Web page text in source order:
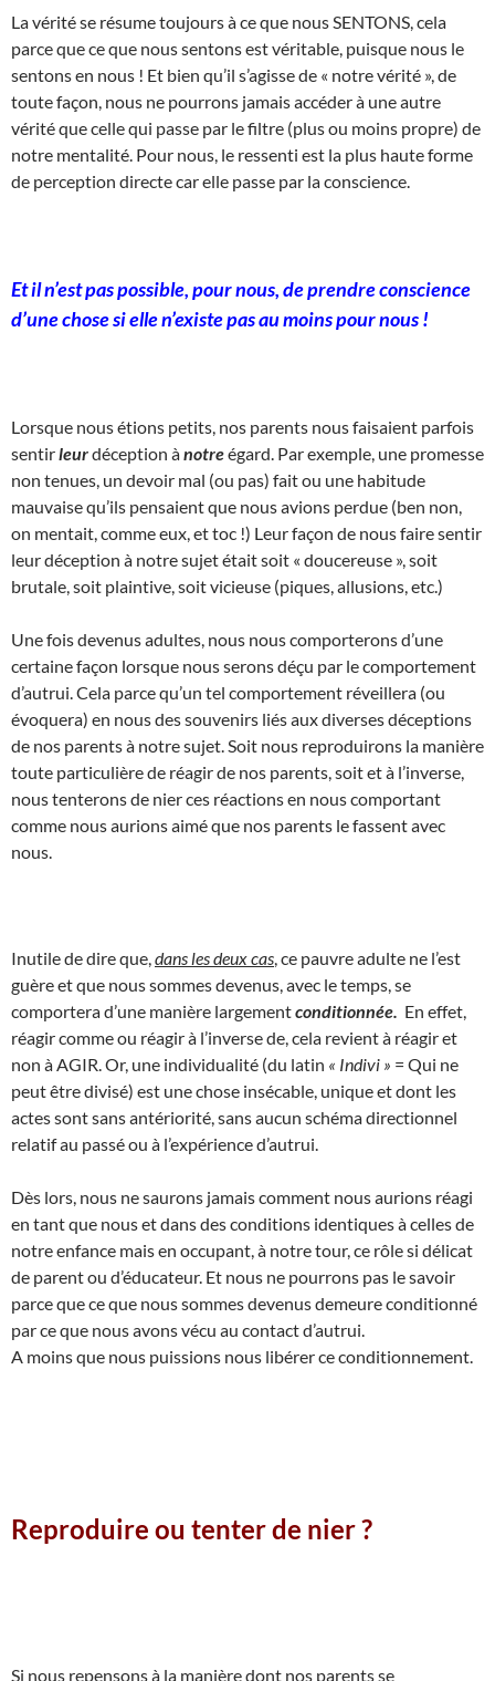
La vérité se résume toujours à ce que nous SENTONS, cela
parce que ce que nous sentons est véritable, puisque nous le
sentons en nous ! Et bien qu’il s’agisse de « notre vérité », de
toute façon, nous ne pourrons jamais accéder à une autre
vérité que celle qui passe par le filtre (plus ou moins propre) de
notre mentalité. Pour nous, le ressenti est la plus haute forme
de perception directe car elle passe par la conscience.
Et il n’est pas possible, pour nous, de prendre conscience
d’une chose si elle n’existe pas au moins pour nous !
Lorsque nous étions petits, nos parents nous faisaient parfois
sentirleurdéception ànotreégard. Par exemple, une promesse
non tenues, un devoir mal (ou pas) fait ou une habitude
mauvaise qu’ils pensaient que nous avions perdue (ben non,
on mentait, comme eux, et toc !) Leur façon de nous faire sentir
leur déception à notre sujet était soit « doucereuse », soit
brutale, soit plaintive, soit vicieuse (piques, allusions, etc.)
Une fois devenus adultes, nous nous comporterons d’une
certaine façon lorsque nous serons déçu par le comportement
d’autrui. Cela parce qu’un tel comportement réveillera (ou
évoquera) en nous des souvenirs liés aux diverses déceptions
de nos parents à notre sujet. Soit nous reproduirons la manière
toute particulière de réagir de nos parents, soit et à l’inverse,
nous tenterons de nier ces réactions en nous comportant
comme nous aurions aimé que nos parents le fassent avec
nous.
Inutile de dire que, dans les deux cas , ce pauvre adulte ne l’est
guère et que nous sommes devenus, avec le temps, se
comportera d’une manière largementconditionnée. En effet,
réagir comme ou réagir à l’inverse de, cela revient à réagir et
non à AGIR. Or, une individualité (du latin « Indivi » = Qui ne
peut être divisé) est une chose insécable, unique et dont les
actes sont sans antériorité, sans aucun schéma directionnel
relatif au passé ou à l’expérience d’autrui.
Dès lors, nous ne saurons jamais comment nous aurions réagi
en tant que nous et dans des conditions identiques à celles de
notre enfance mais en occupant, à notre tour, ce rôle si délicat
de parent ou d’éducateur. Et nous ne pourrons pas le savoir
parce que ce que nous sommes devenus demeure conditionné
par ce que nous avons vécu au contact d’autrui.
A moins que nous puissions nous libérer ce conditionnement.
Reproduire ou tenter de nier ?
Si nous repensons à la manière dont nos parents se